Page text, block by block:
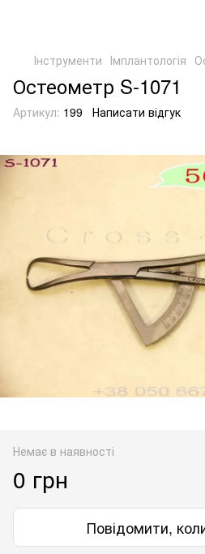
Інструменти Імплантологія
Остеометр S-1071
Артикул: 199 Написати відгук
Немає в наявності
0 грн
Повідомити,